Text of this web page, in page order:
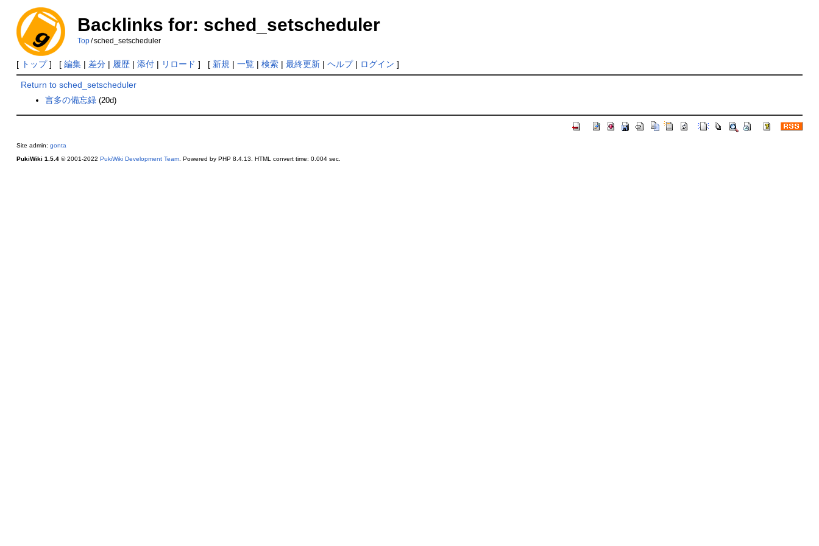
Backlinks for: sched_setscheduler
Top/sched_setscheduler
[ トップ] [ 編集| 差分| 履歴| 添付| リロード ] [ 新規 | 一覧| 検索| 最終更新| ヘルプ| ログイン ]
Return to sched_setscheduler
言多の備忘録 (20d)
Site admin: gonta
PukiWiki 1.5.4© 2001-2022 PukiWiki Development Team. Powered by PHP 8.4.13. HTML convert time: 0.004 sec.